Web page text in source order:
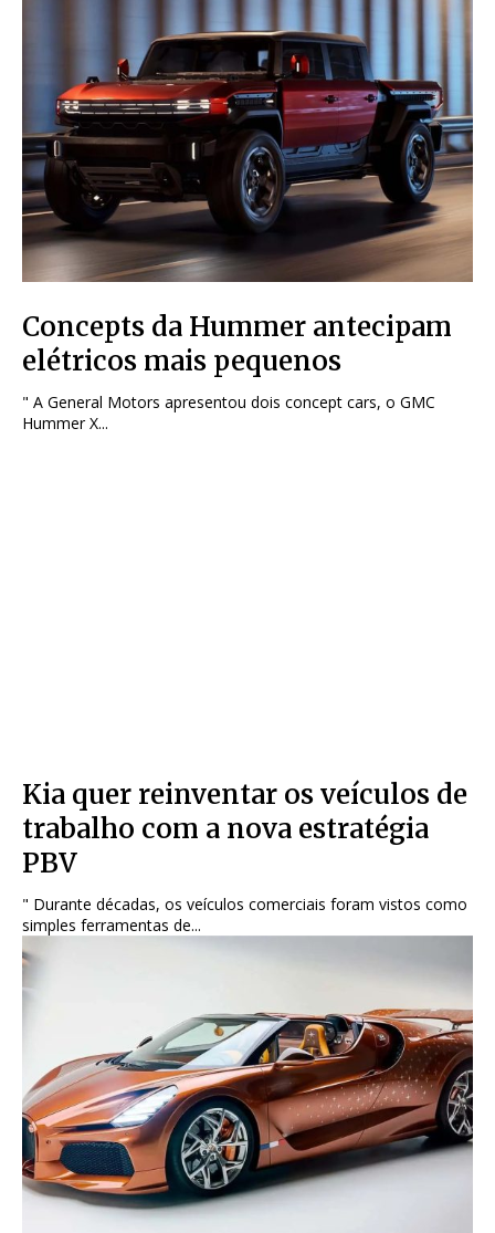
Concepts da Hummer antecipam
elétricos mais pequenos
" A General Motors apresentou dois concept cars, o GMC
Hummer X...
Kia quer reinventar os veículos de
trabalho com a nova estratégia
PBV
" Durante décadas, os veículos comerciais foram vistos como
simples ferramentas de...